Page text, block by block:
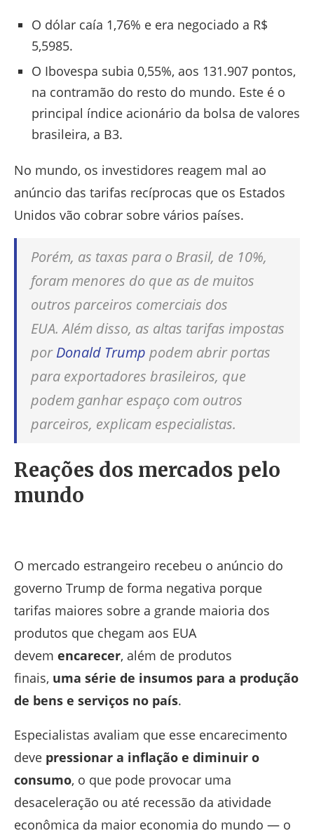
O dólar caía 1,76% e era negociado a R$
5,5985.
O Ibovespa subia 0,55%, aos 131.907 pontos,
na contramão do resto do mundo. Este é o
principal índice acionário da bolsa de valores
brasileira, a B3.
No mundo, os investidores reagem mal ao
anúncio das tarifas recíprocas que os Estados
Unidos vão cobrar sobre vários países.
Porém, as taxas para o Brasil, de 10%,
foram menores do que as de muitos
outros parceiros comerciais dos
EUA. Além disso, as altas tarifas impostas
porDonald Trump podem abrir portas
para exportadores brasileiros, que
podem ganhar espaço com outros
parceiros, explicam especialistas.
Reações dos mercados pelo
mundo
O mercado estrangeiro recebeu o anúncio do
governo Trump de forma negativa porque
tarifas maiores sobre a grande maioria dos
produtos que chegam aos EUA
devem encarecer, além de produtos
finais, uma série de insumos para a produção
de bens e serviços no país.
Especialistas avaliam que esse encarecimento
deve pressionar a inflação e diminuir o
consumo, o que pode provocar uma
desaceleração ou até recessão da atividade
econômica da maior economia do mundo — o